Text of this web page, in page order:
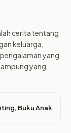
cerita tentang
keluarga,
yang
yang
, Buku Anak